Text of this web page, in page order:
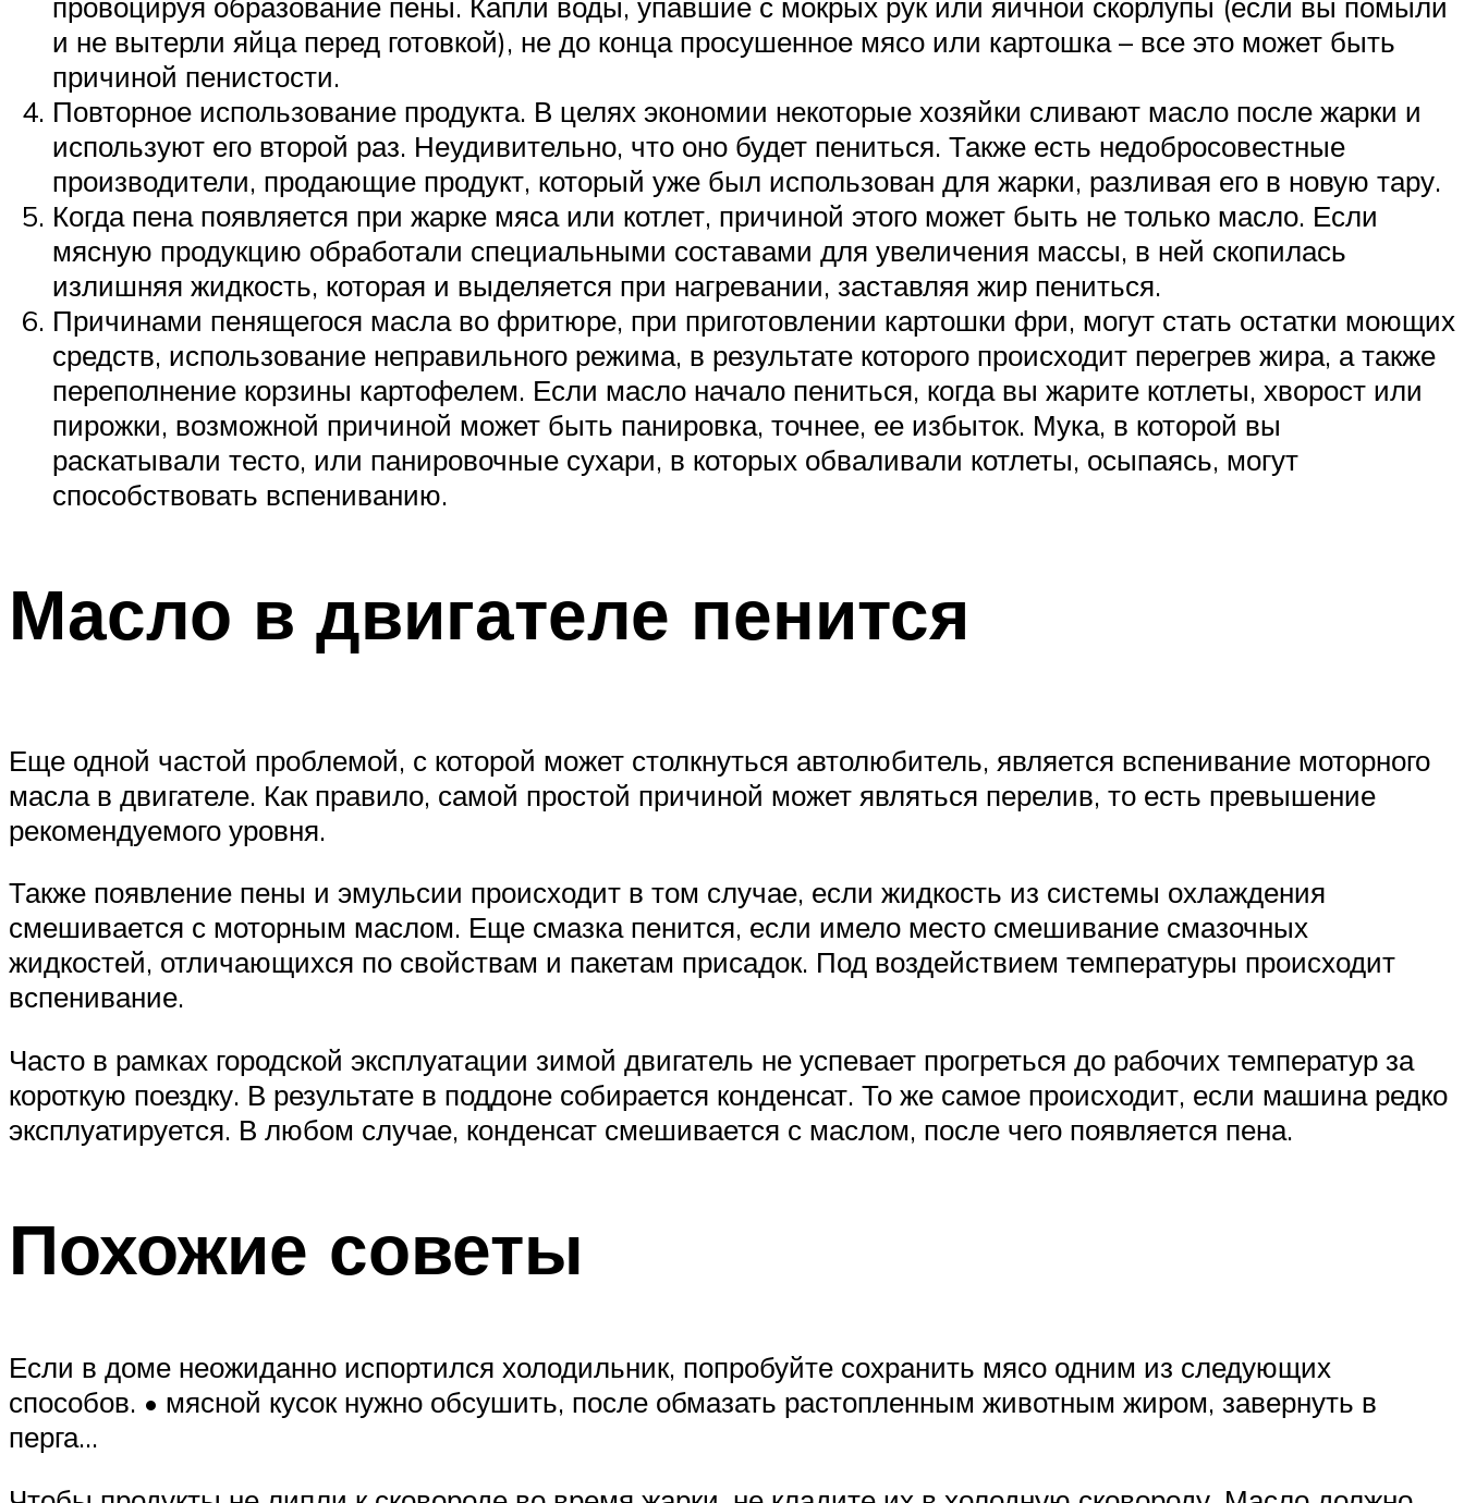
Меню
и не вытерли яйца перед готовкой), не до конца просушенное мясо или картошка – все это может быть
причиной пенистости.
Повторное использование продукта. В целях экономии некоторые хозяйки сливают масло после жарки и
используют его второй раз. Неудивительно, что оно будет пениться. Также есть недобросовестные
производители, продающие продукт, который уже был использован для жарки, разливая его в новую тару.
Когда пена появляется при жарке мяса или котлет, причиной этого может быть не только масло. Если
мясную продукцию обработали специальными составами для увеличения массы, в ней скопилась
излишняя жидкость, которая и выделяется при нагревании, заставляя жир пениться.
Причинами пенящегося масла во фритюре, при приготовлении картошки фри, могут стать остатки моющих
средств, использование неправильного режима, в результате которого происходит перегрев жира, а также
переполнение корзины картофелем. Если масло начало пениться, когда вы жарите котлеты, хворост или
пирожки, возможной причиной может быть панировка, точнее, ее избыток. Мука, в которой вы
раскатывали тесто, или панировочные сухари, в которых обваливали котлеты, осыпаясь, могут
способствовать вспениванию.
Масло в двигателе пенится
Еще одной частой проблемой, с которой может столкнуться автолюбитель, является вспенивание моторного
масла в двигателе. Как правило, самой простой причиной может являться перелив, то есть превышение
рекомендуемого уровня.
Также появление пены и эмульсии происходит в том случае, если жидкость из системы охлаждения
смешивается с моторным маслом. Еще смазка пенится, если имело место смешивание смазочных
жидкостей, отличающихся по свойствам и пакетам присадок. Под воздействием температуры происходит
вспенивание.
Часто в рамках городской эксплуатации зимой двигатель не успевает прогреться до рабочих температур за
короткую поездку. В результате в поддоне собирается конденсат. То же самое происходит, если машина редко
эксплуатируется. В любом случае, конденсат смешивается с маслом, после чего появляется пена.
Похожие советы
Если в доме неожиданно испортился холодильник, попробуйте сохранить мясо одним из следующих
способов. • мясной кусок нужно обсушить, после обмазать растопленным животным жиром, завернуть в
перга…